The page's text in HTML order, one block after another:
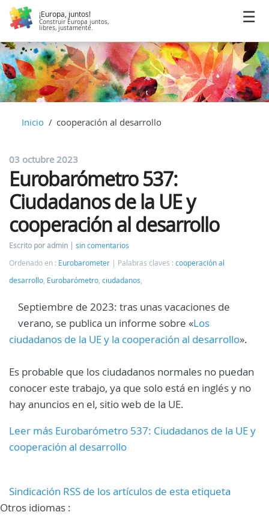
¡Europa, juntos!
Construir Europa juntos,
libres, justamente.
Inicio cooperación al desarrollo
03 octubre 2023
Eurobarómetro 537:
Ciudadanos de la UE y
cooperación al desarrollo
Escrito por admin
sin comentarios
Ordenado en : Eurobarometer Palabras claves : cooperación al
desarrollo Eurobarómetro ciudadanos
Septiembre de 2023: tras unas vacaciones de
verano, se publica un informe sobre «Los
ciudadanos de la UE y la cooperación al desarrollo».
Es probable que los ciudadanos normales no puedan
conocer este trabajo, ya que solo está en inglés y no
hay anuncios en el, sitio web de la UE.
Leer más Eurobarómetro 537: Ciudadanos de la UE y
cooperación al desarrollo
Sindicación RSS de los artículos de esta etiqueta
Otros idiomas :